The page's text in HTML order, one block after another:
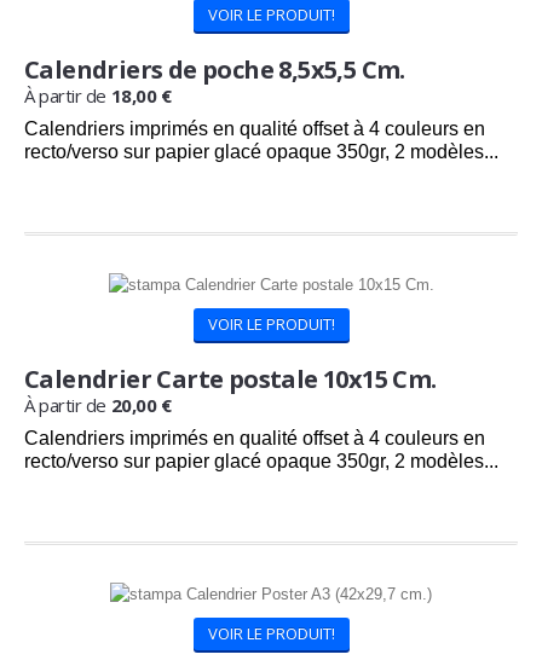
VOIR LE PRODUIT!
Calendriers de poche 8,5x5,5 Cm.
À partir de 18,00 €
Calendriers imprimés en qualité offset à 4 couleurs en
recto/verso sur papier glacé opaque 350gr, 2 modèles...
VOIR LE PRODUIT!
Calendrier Carte postale 10x15 Cm.
À partir de 20,00 €
Calendriers imprimés en qualité offset à 4 couleurs en
recto/verso sur papier glacé opaque 350gr, 2 modèles...
VOIR LE PRODUIT!